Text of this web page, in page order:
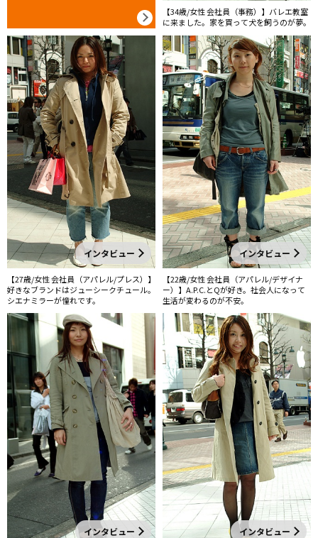
【34歳/女性 会社員（事務）】バレエ教室
に来ました。家を買って犬を飼うのが夢。
インタビュー
【27歳/女性 会社員（アパレル/プレス）】
好きなブランドはジューシークチュール。
シエナミラーが憧れです。
インタビュー
【22歳/女性 会社員（アパレル/デザイナ
ー）】A.P.C.とQが好き。社会人になって
生活が変わるのが不安。
インタビュー インタビュー